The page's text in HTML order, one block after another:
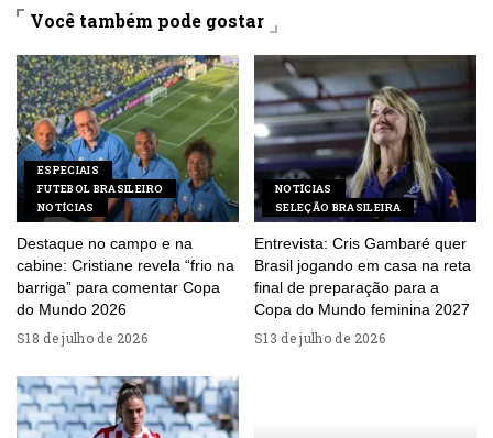
Você também pode gostar
ESPECIAIS
FUTEBOL BRASILEIRO
NOTÍCIAS
Destaque no campo e na
cabine: Cristiane revela “frio na
barriga” para comentar Copa
do Mundo 2026
18 de julho de 2026
NOTÍCIAS
SELEÇÃO BRASILEIRA
Entrevista: Cris Gambaré quer
Brasil jogando em casa na reta
final de preparação para a
Copa do Mundo feminina 2027
13 de julho de 2026